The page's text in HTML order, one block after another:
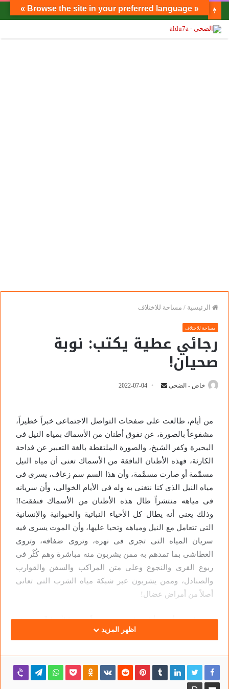
أنيسة حسونة تكتب: أهل الهمة يتصدرون الصفوف
الرئيسية / مساحة للاختلاف
مساحة للاختلاف
رجائي عطية يكتب: نوبة
صحيان!
خاص - الضحى 2022-07-04
من أيام، طالعت على صفحات التواصل الاجتماعى خبراً خطيراً،
مشفوعاً بالصورة، عن نفوق أطنان من الأسماك بمياه النيل فى
البحيرة وكفر الشيخ، والصورة الملتقطة بالغة التعبير عن فداحة
الكارثة، فهذه الأطنان النافقة من الأسماك تعنى أن مياه النيل
مسمَّمة أو صارت مسمَّمة، وأن هذا السم سم زعاف، يسرى فى
مياه النيل الذى كنا نتغنى به وله فى الأيام الخوالى، وأن سريانه
فى مياهه منتشراً طال هذه الأطنان من الأسماك فنفقت!!
وذلك يعنى أنه يطال كل الأحياء النباتية والحيوانية والإنسانية
التى تتعامل مع النيل ومياهه وتحيا عليها، وأن الموت يسرى فيه
سريان المياه التى تجرى فى نهره، وتروى ضفافه، وتروى
العطاشى بما تمدهم به ممن يشربون منه مباشرة وهم كُثْر فى
ربوع القرى والنجوع وعلى متن المراكب والسفن والقوارب
والصنادل، وممن يشربون عبر شبكة مياه الشرب التى تعانى
أصلاً من أمراض عضال!
ويومها منذ أربعة أيام علقت مستجيراً، متسائلاً ما آخرة هذه
السموم فى حياتنا؟ فى الهواء الذى نتنفسه، وفى مياه نيلنا
وأرباب الحقائب الوزارية المختصة؟!
اظهر المزيد
« Browse the site in your preferred language »